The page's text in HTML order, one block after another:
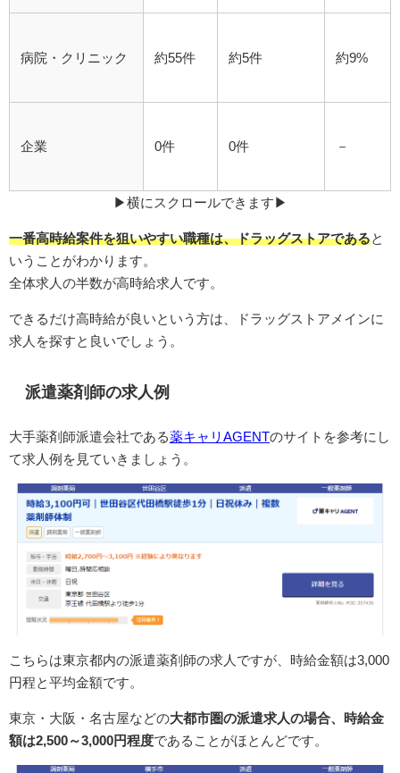
病院・クリニック 約55件 約5件 約9%
企業 0件 0件 －
▶︎横にスクロールできます▶︎
一番高時給案件を狙いやすい職種は、ドラッグストアである と
いうことがわかります。
全体求人の半数が高時給求人です。
できるだけ高時給が良いという方は、ドラッグストアメインに
求人を探すと良いでしょう。
派遣薬剤師の求人例
大手薬剤師派遣会社である薬キャリAGENTのサイトを参考にし
て求人例を見ていきましょう。
こちらは東京都内の派遣薬剤師の求人ですが、時給金額は3,000
円程と平均金額です。
東京・大阪・名古屋などの大都市圏の派遣求人の場合、時給金
額は2,500～3,000円程度であることがほとんどです。